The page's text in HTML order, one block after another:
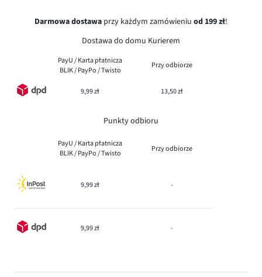
Darmowa dostawa przy każdym zamówieniu od 199 zł!
Dostawa do domu Kurierem
PayU / Karta płatnicza
BLIK / PayPo / Twisto
Przy odbiorze
9,99 zł 13,50 zł
Punkty odbioru
PayU / Karta płatnicza
BLIK / PayPo / Twisto
Przy odbiorze
9,99 zł -
9,99 zł -